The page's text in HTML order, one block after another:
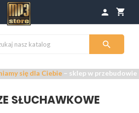
shopping_cart
person

dla Ciebie – sklep w przebudowie –
SŁUCHAWKOWE